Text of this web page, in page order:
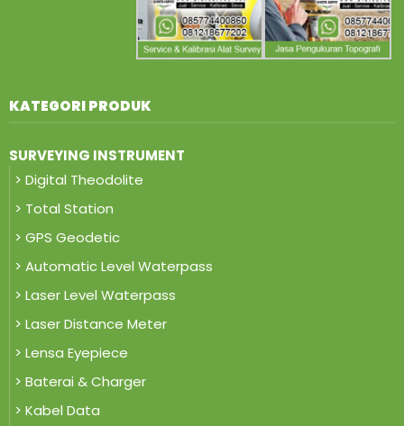
KATEGORI PRODUK
SURVEYING INSTRUMENT
> Digital Theodolite
> Total Station
> GPS Geodetic
> Automatic Level Waterpass
> Laser Level Waterpass
> Laser Distance Meter
> Lensa Eyepiece
> Baterai & Charger
> Kabel Data